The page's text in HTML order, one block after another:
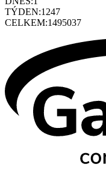
TÝDEN:1247
CELKEM:1495037